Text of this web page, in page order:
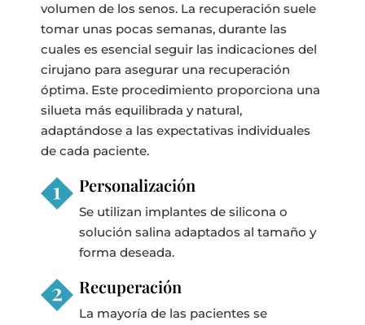
volumen de los senos. La recuperación suele
tomar unas pocas semanas, durante las
cuales es esencial seguir las indicaciones del
cirujano para asegurar una recuperación
óptima. Este procedimiento proporciona una
silueta más equilibrada y natural,
adaptándose a las expectativas individuales
de cada paciente.
Personalización
Se utilizan implantes de silicona o
solución salina adaptados al tamaño y
forma deseada.
Recuperación
La mayoría de las pacientes se